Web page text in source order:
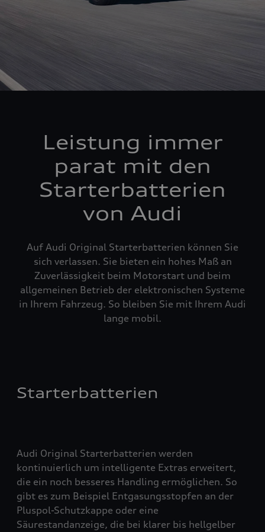
Leistung immer
parat mit den
Starterbatterien
von Audi
Auf Audi Original Starterbatterien können Sie
sich verlassen. Sie bieten ein hohes Maß an
Zuverlässigkeit beim Motorstart und beim
allgemeinen Betrieb der elektronischen Systeme
in Ihrem Fahrzeug. So bleiben Sie mit Ihrem Audi
lange mobil.
Starterbatterien
Audi Original Starterbatterien werden
kontinuierlich um intelligente Extras erweitert,
die ein noch besseres Handling ermöglichen. So
gibt es zum Beispiel Entgasungsstopfen an der
Pluspol-Schutzkappe oder eine
Säurestandanzeige, die bei klarer bis hellgelber